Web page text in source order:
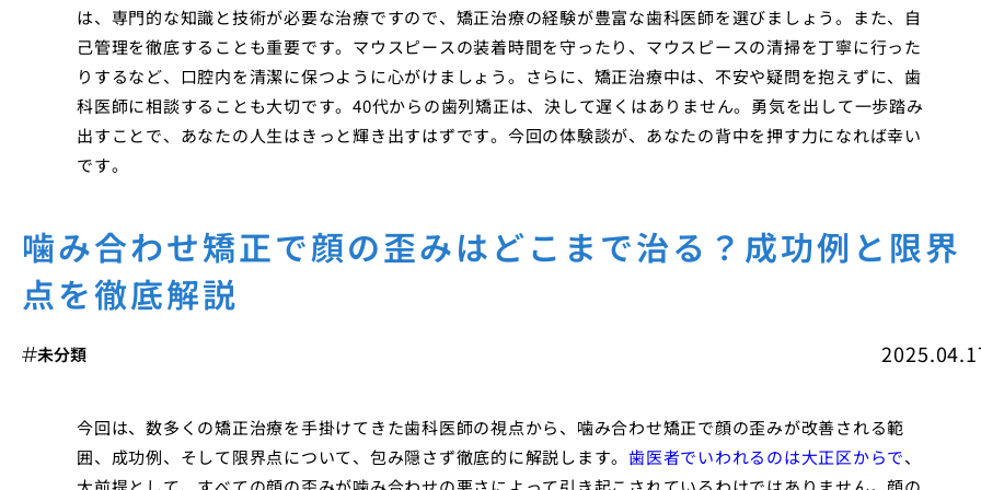
は、専門的な知識と技術が必要な治療ですので、矯正治療の経験が豊富な歯科医師を選びましょう。また、自
己管理を徹底することも重要です。マウスピースの装着時間を守ったり、マウスピースの清掃を丁寧に行った
りするなど、口腔内を清潔に保つように心がけましょう。さらに、矯正治療中は、不安や疑問を抱えずに、歯
科医師に相談することも大切です。40代からの歯列矯正は、決して遅くはありません。勇気を出して一歩踏み
出すことで、あなたの人生はきっと輝き出すはずです。今回の体験談が、あなたの背中を押す力になれば幸い
です。
噛み合わせ矯正で顔の歪みはどこまで治る？成功例と限界
点を徹底解説
未分類
今回は、数多くの矯正治療を手掛けてきた歯科医師の視点から、噛み合わせ矯正で顔の歪みが改善される範
囲、成功例、そして限界点について、包み隠さず徹底的に解説します。 歯医者でいわれるのは大正区からで、